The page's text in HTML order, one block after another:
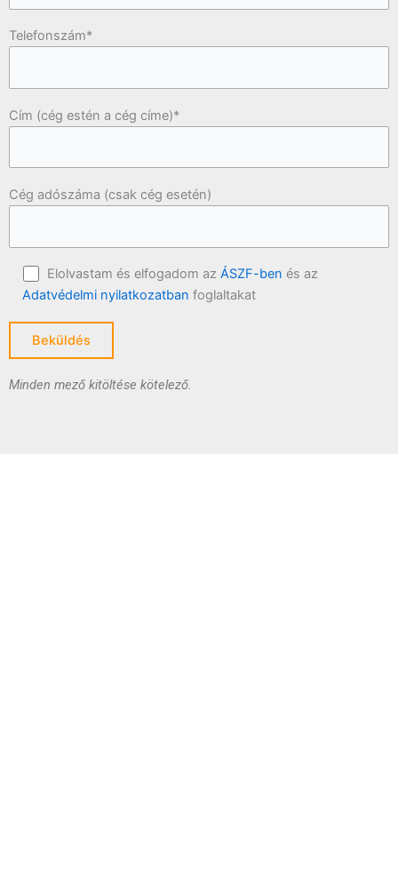
Telefonszám*
Cím (cég estén a cég címe)*
Cég adószáma (csak cég esetén)
Elolvastam és elfogadom az ÁSZF-ben és az
Adatvédelmi nyilatkozatban foglaltakat
Minden mező kitöltése kötelező.